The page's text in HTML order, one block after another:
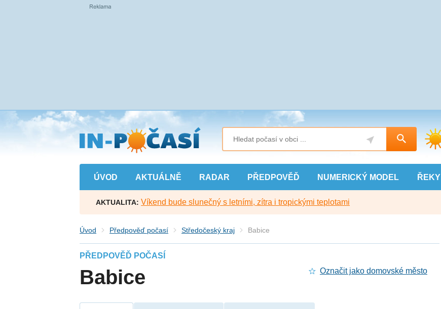
Přejít
na
hlavní
obsah
ÚVOD AKTUÁLNĚ RADAR PŘEDPOVĚĎ NUMERICKÝ MODEL ŘEKY
AKTUALITA: Víkend bude slunečný s letními, zítra i tropickými teplotami
Úvod Předpověď počasí Středočeský kraj Babice
PŘEDPOVĚĎ POČASÍ
Babice Označit jako domovské město